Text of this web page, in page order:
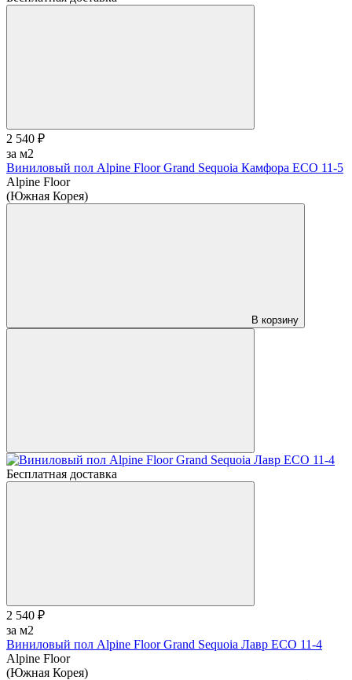
2 540 ₽
за м2
Виниловый пол Alpine Floor Grand Sequoia Камфора ECO 11-5
Alpine Floor
(Южная Корея)
В корзину
Бесплатная доставка
2 540 ₽
за м2
Виниловый пол Alpine Floor Grand Sequoia Лавр ECO 11-4
Alpine Floor
(Южная Корея)